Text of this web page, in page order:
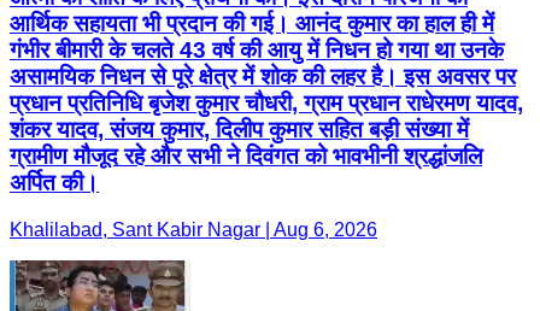
आर्थिक सहायता भी प्रदान की गई। आनंद कुमार का हाल ही में
गंभीर बीमारी के चलते 43 वर्ष की आयु में निधन हो गया था उनके
असामयिक निधन से पूरे क्षेत्र में शोक की लहर है। इस अवसर पर
प्रधान प्रतिनिधि बृजेश कुमार चौधरी, ग्राम प्रधान राधेरमण यादव,
शंकर यादव, संजय कुमार, दिलीप कुमार सहित बड़ी संख्या में
ग्रामीण मौजूद रहे और सभी ने दिवंगत को भावभीनी श्रद्धांजलि
अर्पित की।
Khalilabad, Sant Kabir Nagar | Aug 6, 2026